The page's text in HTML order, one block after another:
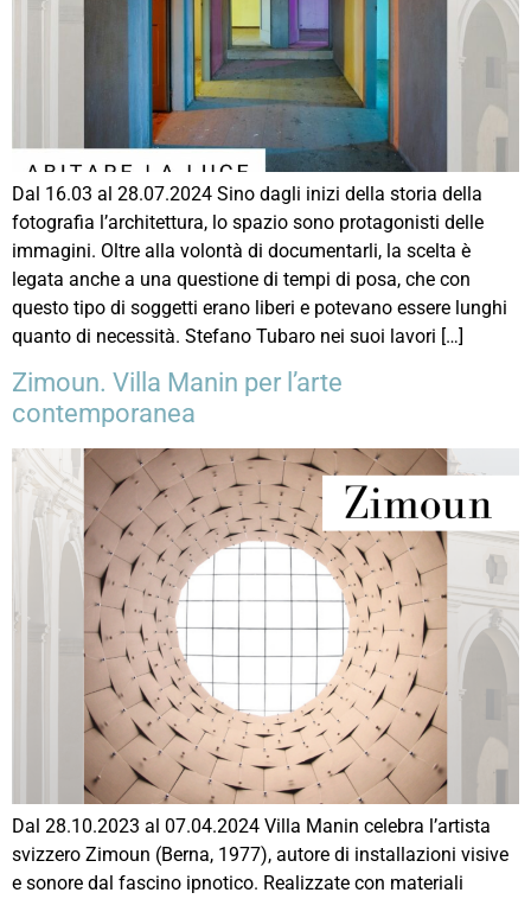
Dal 16.03 al 28.07.2024 Sino dagli inizi della storia della
fotografia l’architettura, lo spazio sono protagonisti delle
immagini. Oltre alla volontà di documentarli, la scelta è
legata anche a una questione di tempi di posa, che con
questo tipo di soggetti erano liberi e potevano essere lunghi
quanto di necessità. Stefano Tubaro nei suoi lavori […]
Zimoun. Villa Manin per l’arte
contemporanea
Dal 28.10.2023 al 07.04.2024 Villa Manin celebra l’artista
svizzero Zimoun (Berna, 1977), autore di installazioni visive
e sonore dal fascino ipnotico. Realizzate con materiali